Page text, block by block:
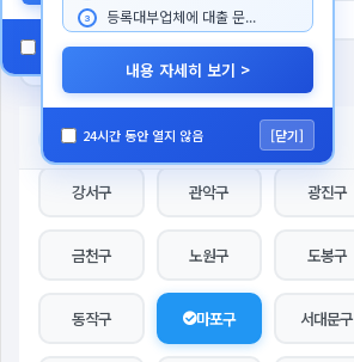
24시간 동안 열지 않음 [닫기]
3 등록대부업체에 대출 문...
내용 자세히 보기 >
24시간 동안 열지 않음 [닫기]
강원 충북 충남
경남
서울 세부 지역
전체 강남구 강동구
강서구 관악구 광진구
금천구 노원구 도봉구
동작구 마포구 서대문구